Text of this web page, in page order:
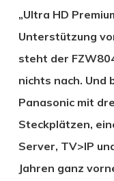
„Ultra HD
Unterstützung
steht der
nichts nach. Und
Panasonic mit
Steckplätzen,
Server, TV>IP
Jahren ganz